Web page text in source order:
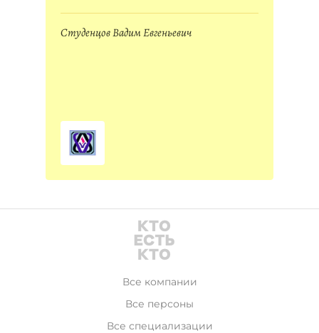
Студенцов Вадим Евгеньевич
Все компании
Все персоны
Все специализации